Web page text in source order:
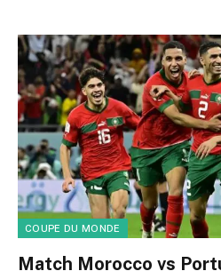
COUPE DU MONDE
Match Morocco vs